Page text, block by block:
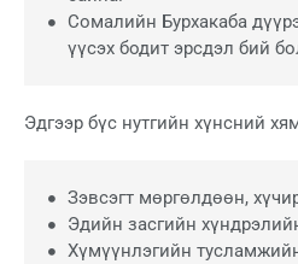
Сомалийн Бурхакаба
үүсэх бодит эрсдэл бий
Эдгээр бүс нутгийн хүнсний
Зэвсэгт мөргөлдөөн,
Эдийн засгийн
Хүмүүнлэгийн